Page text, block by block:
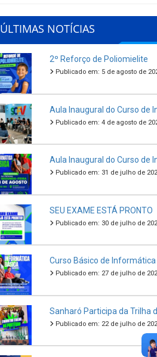
ÚLTIMAS NOTÍCIAS
2º Reforço de Poliomielite
Publicado em: 5 de agosto de
Aula Inaugural do Curso de
Publicado em: 4 de agosto de
Aula Inaugural do Curso de
Publicado em: 31 de julho de
SEU EXAME ESTÁ PRONTO
Publicado em: 30 de julho de
Curso Básico de Informática
Publicado em: 27 de julho de
Sanharó Participa da Trilha
Publicado em: 22 de julho de